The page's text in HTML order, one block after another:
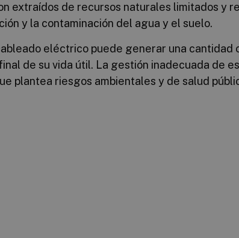
extraídos de recursos naturales limitados
y la contaminación del agua y el suelo.
eléctrico puede generar una
de su vida útil. La gestión inadecuada de
plantea riesgos ambientales y de salud